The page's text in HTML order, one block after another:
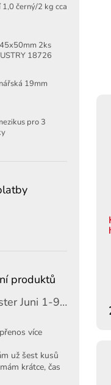
černý/2 kg cca
2ks
18726
19mm
pro 3
produktů
Organizér Sortmaster Juni 1-97-483
z 5 hvězdiček.
více
už šest kusů
krátce, čas